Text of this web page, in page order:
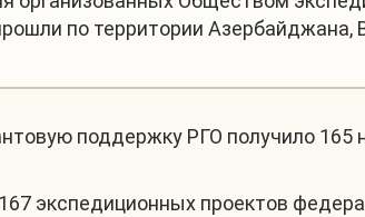
по территории Азербайджана,
поддержку РГО получило
экспедиционных проектов